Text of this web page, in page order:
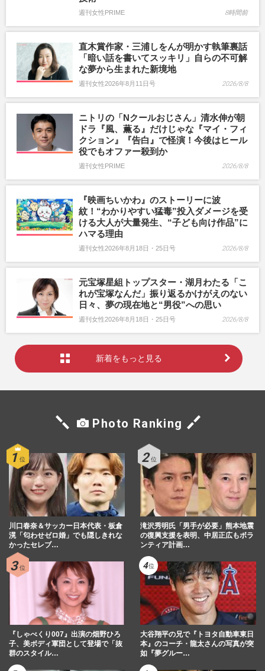
週刊女性PRIME 8時間前
直木賞作家・三浦しをんが明かす執筆裏話
「暗い話を書いてスッキリ」自らの不可解
な夢から生まれた新境地
週刊女性2026年8月11日号 2026/8/8
ニトリの「Nクールおじさん」清水伸が朝
ドラ『風、薫る』だけじゃな『マイ・フィ
クション』『告白』で怪演！今後はヒール
役でもオファー殺到か
週刊女性PRIME 2026/8/8
『映画ちいかわ』のストーリーに波
紋！“わかりやすい猛毒”投入ダメージを受
ける大人が大量発生、“子ども向け作品”に
ハマる理由
週刊女性2026年8月18日・25日号 2026/8/8
元宝塚星組トップスター・湖月わたる「こ
れが宝塚なんだ」振り返るかけがえのない
日々、夢の現在地と“男役”への思い
週刊女性2026年8月18日・25日号 2026/8/8
新着をもっと見る
Photo Ranking
川口春奈＆サッカー日本代表・板倉
滉「匂わせゼロ婚」でも隠しきれな
かったセレブ…
滝沢秀明氏「男手が必要」熊本地震
の復興支援を表明、中居正広もボラ
ンティア計画…
『しゃべくり007』出演の畑野ひろ
子、美ボディ軍団として登場で「抜
群のスタイル…
大谷翔平の兄で『トヨタ自動車東日
本』のコーチ・龍太さんの写真が突
如『夢グルー…